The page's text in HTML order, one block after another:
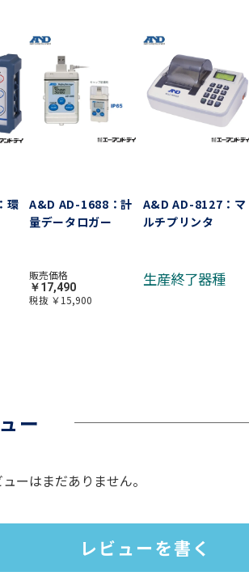
環
A&D AD-1688：計
量データロガー
販売価格
￥17,490
税抜 ￥15,900
A&D AD-8127：マ
ルチプリンタ
生産終了器種
ー
ーはまだありません。
レビューを書く